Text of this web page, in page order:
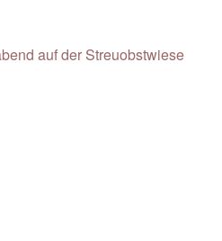
auf der Streuobstwiese